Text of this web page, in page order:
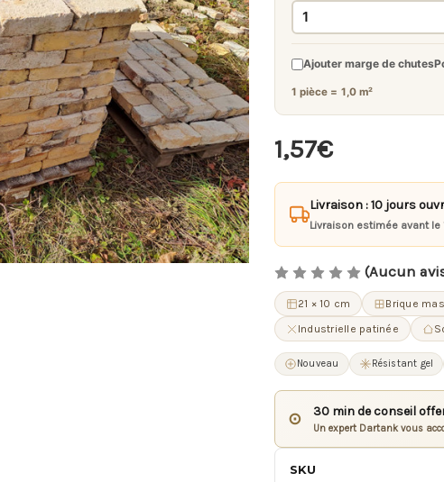
Ajouter marge de chutes
1 pièce = 1,0 m²
1,57€
Livraison : 10 jours
Livraison estimée avant le
(Aucun
21 × 10 cm Brique
Industrielle patinée
Nouveau Résistant gel
⊙ 30 min de conseil
Un expert Dartank vous
SKU